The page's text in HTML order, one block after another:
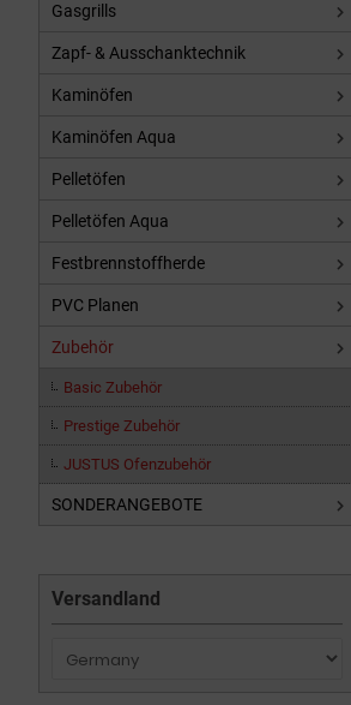
Gasgrills
Zapf- & Ausschanktechnik
Kaminöfen
Kaminöfen Aqua
Pelletöfen
Pelletöfen Aqua
Festbrennstoffherde
PVC Planen
Zubehör
Basic Zubehör
Prestige Zubehör
JUSTUS Ofenzubehör
SONDERANGEBOTE
Versandland